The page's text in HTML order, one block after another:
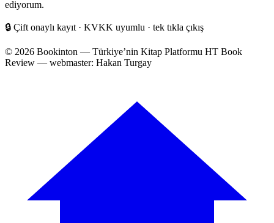
ediyorum.
🔒 Çift onaylı kayıt · KVKK uyumlu · tek tıkla çıkış
© 2026 Bookinton — Türkiye’nin Kitap Platformu HT Book
Review — webmaster: Hakan Turgay